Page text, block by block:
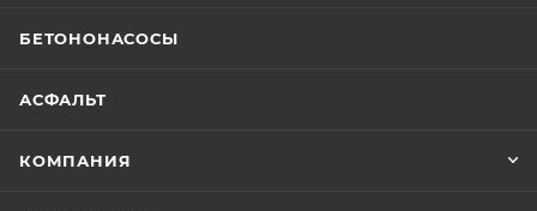
БЕТОНОНАСОСЫ
АСФАЛЬТ
КОМПАНИЯ